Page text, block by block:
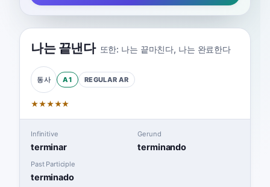
나는 끝낸다 또한: 나는 끝마친다, 나는 완료한다
동사 A1 REGULAR AR
★★★★★
Infinitive
terminar
Gerund
terminando
Past Participle
terminado